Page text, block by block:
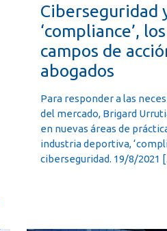
Ciberseguridad
‘compliance’,
campos de
abogados
Para responder a las
del mercado, Brigard
en nuevas áreas de
industria deportiva,
ciberseguridad. 19/8/2021